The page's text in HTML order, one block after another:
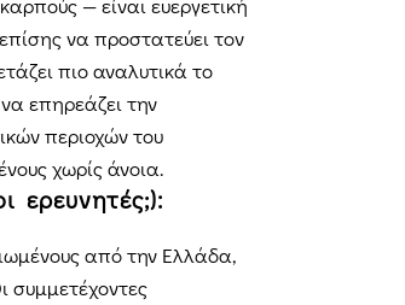
— είναι ευεργετική
να προστατεύει τον
πιο αναλυτικά το
επηρεάζει την
περιοχών του
χωρίς άνοια.
ερευνητές;):
από την Ελλάδα,
συμμετέχοντες